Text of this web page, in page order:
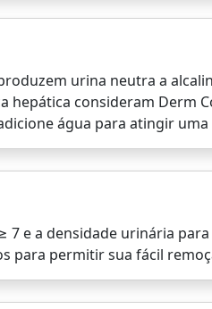
urina neutra a
hepática consideram Derm
água para atingir uma
e a densidade urinária
para permitir sua fácil